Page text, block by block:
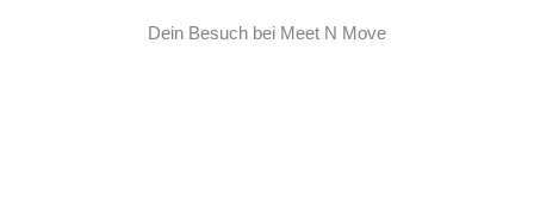
Dein Besuch bei Meet N Move